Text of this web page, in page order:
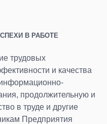
В РАБОТЕ
трудовых
и качества
продолжительную и
в труде и другие
Предприятия